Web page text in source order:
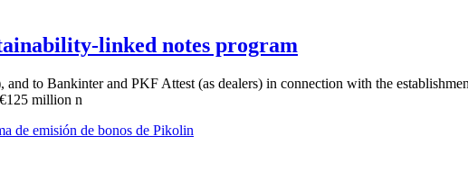
linked notes program
to Bankinter and PKF Attest (as dealers) in connection with the
million n
de emisión de bonos de Pikolin